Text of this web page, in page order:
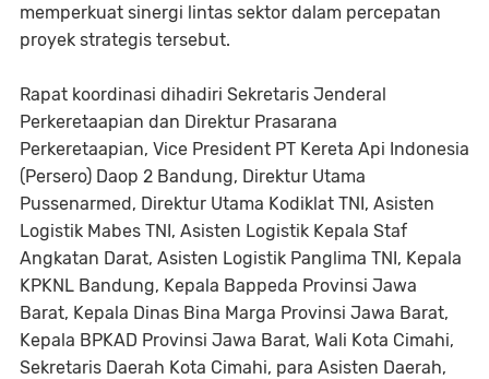
memperkuat sinergi lintas sektor dalam percepatan
proyek strategis tersebut.
Rapat koordinasi dihadiri Sekretaris Jenderal
Perkeretaapian dan Direktur Prasarana
Perkeretaapian, Vice President PT Kereta Api Indonesia
(Persero) Daop 2 Bandung, Direktur Utama
Pussenarmed, Direktur Utama Kodiklat TNI, Asisten
Logistik Mabes TNI, Asisten Logistik Kepala Staf
Angkatan Darat, Asisten Logistik Panglima TNI, Kepala
KPKNL Bandung, Kepala Bappeda Provinsi Jawa
Barat, Kepala Dinas Bina Marga Provinsi Jawa Barat,
Kepala BPKAD Provinsi Jawa Barat, Wali Kota Cimahi,
Sekretaris Daerah Kota Cimahi, para Asisten Daerah,